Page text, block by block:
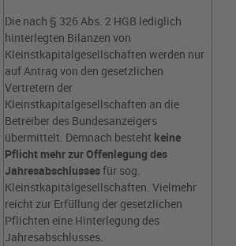
Die nach § 326 Abs. 2 HGB lediglich
hinterlegten Bilanzen von
Kleinstkapitalgesellschaften werden nur
auf Antrag von den gesetzlichen
Vertretern der
Kleinstkapitalgesellschaften an die
Betreiber des Bundesanzeigers
übermittelt. Demnach besteht keine
Pflicht mehr zur Offenlegung des
Jahresabschlussesfür sog.
Kleinstkapitalgesellschaften. Vielmehr
reicht zur Erfüllung der gesetzlichen
Pflichten eine Hinterlegung des
Jahresabschlusses.